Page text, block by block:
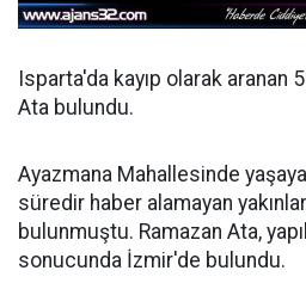
Isparta'da kayıp olarak aranan
Ata bulundu.
Ayazmana Mahallesinde
süredir haber alamayan
bulunmuştu. Ramazan Ata,
sonucunda İzmir'de bulundu.